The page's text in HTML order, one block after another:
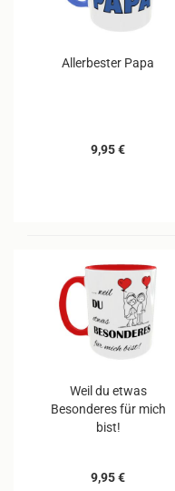
Allerbester Papa
9,95 €
Weil du etwas
Besonderes für mich
bist!
9,95 €